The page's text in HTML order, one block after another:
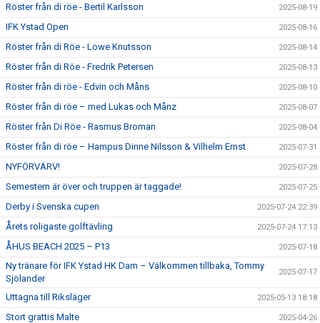
Röster från di röe - Bertil Karlsson 2025-08-19
IFK Ystad Open 2025-08-16
Röster från di Röe - Lowe Knutsson 2025-08-14
Röster från di Röe - Fredrik Petersen 2025-08-13
Röster från di röe - Edvin och Måns 2025-08-10
Röster från di röe – med Lukas och Månz 2025-08-07
Röster från Di Röe - Rasmus Broman 2025-08-04
Röster från di röe – Hampus Dinne Nilsson & Vilhelm Ernst 2025-07-31
NYFÖRVÄRV! 2025-07-28
Semestern är över och truppen är taggade! 2025-07-25
Derby i Svenska cupen 2025-07-24 22:39
Årets roligaste golftävling 2025-07-24 17:13
ÅHUS BEACH 2025 – P13 2025-07-18
Ny tränare för IFK Ystad HK Dam – Välkommen tillbaka, Tommy
Sjölander
2025-07-17
Uttagna till Riksläger 2025-05-13 18:18
Stort grattis Malte 2025-04-26